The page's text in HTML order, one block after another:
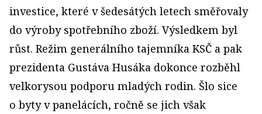
investice, které v šedesátých letech směřovaly
do výroby spotřebního zboží. Výsledkem byl
růst. Režim generálního tajemníka KSČ a pak
prezidenta Gustáva Husáka dokonce rozběhl
velkorysou podporu mladých rodin. Šlo sice
o byty v panelácích, ročně se jich však